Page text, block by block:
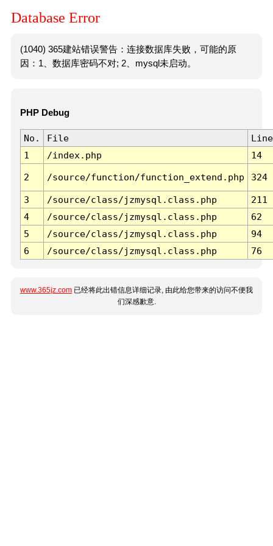
Database Error
(1040) 365建站错误警告：连接数据库失败，可能的原
因：1、数据库密码不对; 2、mysql未启动。
PHP Debug
No. File
Line
1
/index.php 14
2 /source/function/function_extend.php 324
3 /source/class/jzmysql.class.php
211
4
/source/class/jzmysql.class.php
62
5
/source/class/jzmysql.class.php
94
6
/source/class/jzmysql.class.php 76
www.365jz.com 已经将此出错信息详细记录, 由此给您带来的访问不便我
们深感歉意.